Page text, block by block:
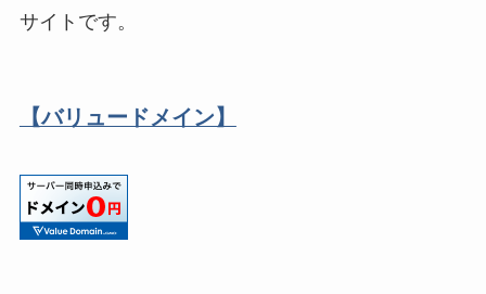
サイトです。
【バリュードメイン】